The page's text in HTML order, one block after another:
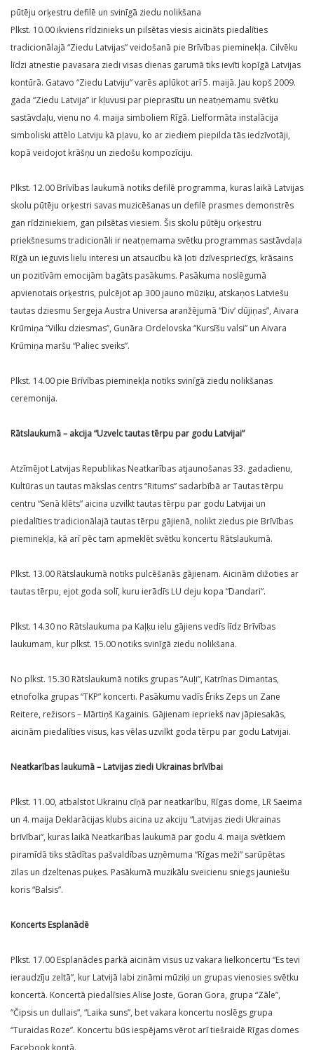
pūtēju orķestru defilē un svinīgā ziedu nolikšana
Plkst. 10.00 ikviens rīdzinieks un pilsētas viesis aicināts piedalīties
tradicionālajā “Ziedu Latvijas” veidošanā pie Brīvības pieminekļa. Cilvēku
līdzi atnestie pavasara ziedi visas dienas garumā tiks ievīti kopīgā Latvijas
kontūrā. Gatavo “Ziedu Latviju” varēs aplūkot arī 5. maijā. Jau kopš 2009.
gada “Ziedu Latvija” ir kļuvusi par pieprasītu un neatņemamu svētku
sastāvdaļu, vienu no 4. maija simboliem Rīgā. Lielformāta instalācija
simboliski attēlo Latviju kā pļavu, ko ar ziediem piepilda tās iedzīvotāji,
kopā veidojot krāšņu un ziedošu kompozīciju.
Plkst. 12.00 Brīvības laukumā notiks defilē programma, kuras laikā Latvijas
skolu pūtēju orķestri savas muzicēšanas un defilē prasmes demonstrēs
gan rīdziniekiem, gan pilsētas viesiem. Šis skolu pūtēju orķestru
priekšnesums tradicionāli ir neatņemama svētku programmas sastāvdaļa
Rīgā un ieguvis lielu interesi un atsaucību kā ļoti dzīvespriecīgs, krāsains
un pozitīvām emocijām bagāts pasākums. Pasākuma noslēgumā
apvienotais orķestris, pulcējot ap 300 jauno mūziķu, atskaņos Latviešu
tautas dziesmu Sergeja Austra Universa aranžējumā “Div’ dūjiņas”, Aivara
Krūmiņa “Vilku dziesmas”, Gunāra Ordelovska “Kursīšu valsi” un Aivara
Krūmiņa maršu “Paliec sveiks”.
Plkst. 14.00 pie Brīvības pieminekļa notiks svinīgā ziedu nolikšanas
ceremonija.
Rātslaukumā – akcija “Uzvelc tautas tērpu par godu Latvijai”
Atzīmējot Latvijas Republikas Neatkarības atjaunošanas 33. gadadienu,
Kultūras un tautas mākslas centrs “Ritums” sadarbībā ar Tautas tērpu
centru “Senā klēts” aicina uzvilkt tautas tērpu par godu Latvijai un
piedalīties tradicionālajā tautas tērpu gājienā, nolikt ziedus pie Brīvības
pieminekļa, kā arī pēc tam apmeklēt svētku koncertu Rātslaukumā.
Plkst. 13.00 Rātslaukumā notiks pulcēšanās gājienam. Aicinām dižoties ar
tautas tērpu, ejot goda solī, kuru ierādīs LU deju kopa “Dandari”.
Plkst. 14.30 no Rātslaukuma pa Kaļķu ielu gājiens vedīs līdz Brīvības
laukumam, kur plkst. 15.00 notiks svinīgā ziedu nolikšana.
No plkst. 15.30 Rātslaukumā notiks grupas “Auļi”, Katrīnas Dimantas,
etnofolka grupas “TKP” koncerti. Pasākumu vadīs Ēriks Zeps un Zane
Reitere, režisors – Mārtiņš Kagainis. Gājienam iepriekš nav jāpiesakās,
aicinām piedalīties visus, kas vēlas uzvilkt goda tērpu par godu Latvijai.
Neatkarības laukumā – Latvijas ziedi Ukrainas brīvībai
Plkst. 11.00, atbalstot Ukrainu cīņā par neatkarību, Rīgas dome, LR Saeima
un 4. maija Deklarācijas klubs aicina uz akciju “Latvijas ziedi Ukrainas
brīvībai”, kuras laikā Neatkarības laukumā par godu 4. maija svētkiem
piramīdā tiks stādītas pašvaldības uzņēmuma “Rīgas meži” sarūpētas
zilas un dzeltenas puķes. Pasākumā muzikālu sveicienu sniegs jauniešu
koris “Balsis”.
Koncerts Esplanādē
Plkst. 17.00 Esplanādes parkā aicinām visus uz vakara lielkoncertu “Es tevi
ieraudzīju zeltā”, kur Latvijā labi zināmi mūziķi un grupas vienosies svētku
koncertā. Koncertā piedalīsies Alise Joste, Goran Gora, grupa “Zāle”,
“Čipsis un dullais”, “Laika suns”, bet vakara koncertu noslēgs grupa
“Turaidas Roze”. Koncertu būs iespējams vērot arī tiešraidē Rīgas domes